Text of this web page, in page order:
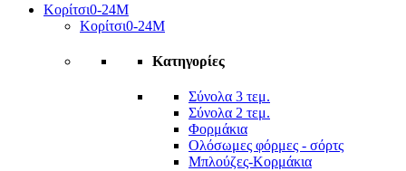
Κορίτσι0-24Μ
Κορίτσι0-24Μ
Κατηγορίες
Σύνολα 3 τεμ.
Σύνολα 2 τεμ.
Φορμάκια
Ολόσωμες φόρμες - σόρτς
Μπλούζες-Κορμάκια